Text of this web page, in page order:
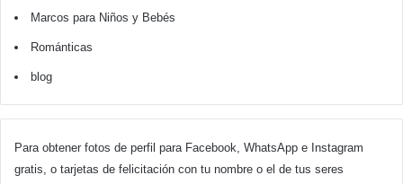
Marcos para Niños y Bebés
Románticas
blog
Para obtener fotos de perfil para Facebook, WhatsApp e Instagram
gratis, o tarjetas de felicitación con tu nombre o el de tus seres